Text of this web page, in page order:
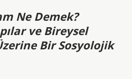
Ne Demek?
ve Bireysel
Bir Sosyolojik